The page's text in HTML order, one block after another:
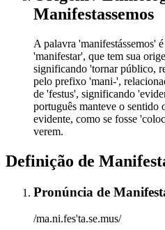
Manifestassemos
A palavra 'manifestássemos'
'manifestar', que tem sua
significando 'tornar público,
pelo prefixo 'mani-',
de 'festus', significando
português manteve o
evidente, como se fosse
verem.
Definição de
Pronúncia de
/ma.ni.fes'ta.se.mus/